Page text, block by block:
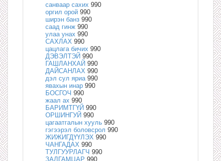
санваар сахих 990
оргил орой 990
ширэн банз 990
саад гинж 990
улаа унах 990
САХЛАХ 990
цацлага бичих 990
ДЭВЭЛТЭЙ 990
ГАШЛАНХАЙ 990
ДАЙСАНЛАХ 990
дэл сул яриа 990
явахын инар 990
БОСГОЧ 990
жаал ах 990
БАРИМТГҮЙ 990
ОРШИНГУЙ 990
цагаатгалын хууль 990
гэгээрэл боловсрол 990
ЖИЖИГДҮҮЛЭХ 990
ЧАНГАДАХ 990
ТУЛГУУРЛАГЧ 990
ЗАЛГАМЦАР 990